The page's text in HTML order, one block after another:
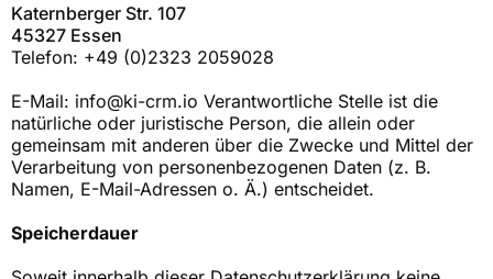
Katernberger Str. 107
45327 Essen
Telefon: +49 (0)2323 2059028
E-Mail: info@ki-crm.io Verantwortliche Stelle ist die
natürliche oder juristische Person, die allein oder
gemeinsam mit anderen über die Zwecke und Mittel der
Verarbeitung von personenbezogenen Daten (z. B.
Namen, E-Mail-Adressen o. Ä.) entscheidet.
Speicherdauer